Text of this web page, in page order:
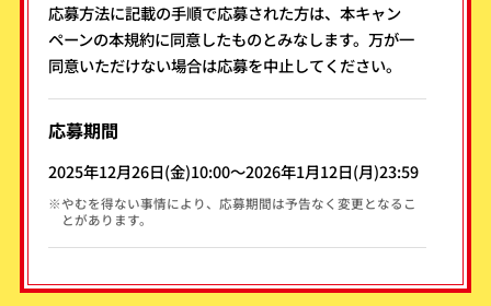
応募方法に記載の手順で応募された方は、本キャン
ペーンの本規約に同意したものとみなします。万が一
同意いただけない場合は応募を中止してください。
応募期間
2025年12月26日(金)10:00～2026年1月12日(月)23:59
※やむを得ない事情により、応募期間は予告なく変更となるこ
とがあります。
当選者数